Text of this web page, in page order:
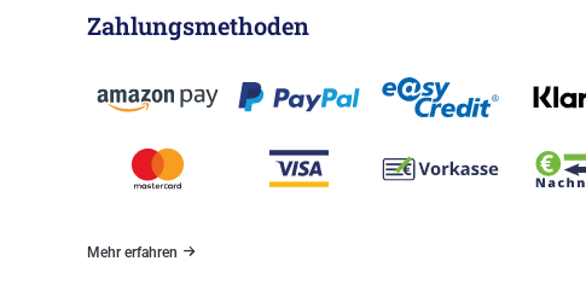
Zahlungsmethoden
Mehr erfahren